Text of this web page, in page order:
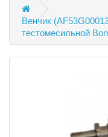
Венчик
тестомесильной